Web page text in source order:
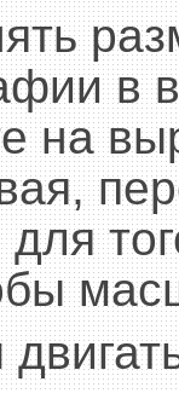
в
на
для